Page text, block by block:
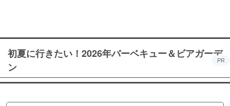
初夏に行きたい！2026年バーベキュー＆ビアガーデ
ン
PR